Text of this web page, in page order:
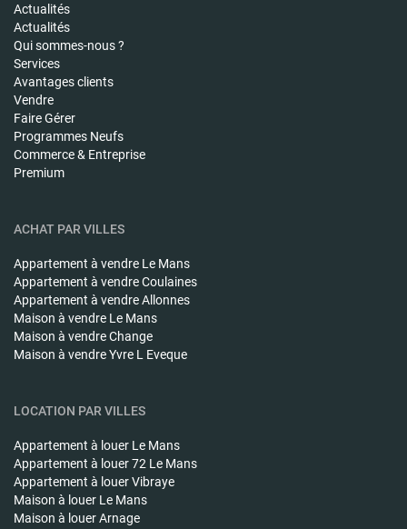
Actualités
Actualités
Qui sommes-nous ?
Services
Avantages clients
Vendre
Faire Gérer
Programmes Neufs
Commerce & Entreprise
Premium
ACHAT PAR VILLES
Appartement à vendre Le Mans
Appartement à vendreCoulaines
Appartement à vendreAllonnes
Maison à vendre Le Mans
Maison à vendreChange
Maison à vendreYvre L Eveque
LOCATION PAR VILLES
Appartement à louer Le Mans
Appartement à louer72 Le Mans
Appartement à louerVibraye
Maison à louer Le Mans
Maison à louerArnage